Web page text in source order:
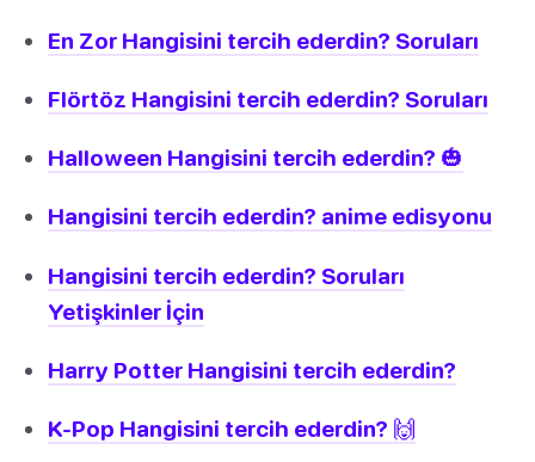
En Zor Hangisini tercih ederdin? Soruları
Flörtöz Hangisini tercih ederdin? Soruları
Halloween Hangisini tercih ederdin? 🎃
Hangisini tercih ederdin? anime edisyonu
Hangisini tercih ederdin? Soruları
Yetişkinler İçin
Harry Potter Hangisini tercih ederdin?
K-Pop Hangisini tercih ederdin? 🙌